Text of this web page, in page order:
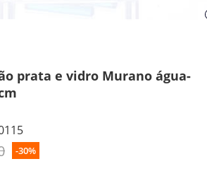
prata e vidro Murano água-
-30%